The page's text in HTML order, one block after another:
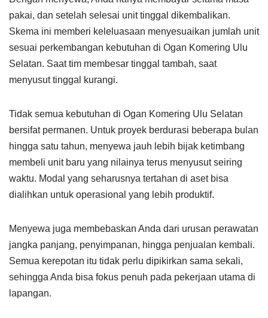
pakai, dan setelah selesai unit tinggal dikembalikan.
Skema ini memberi keleluasaan menyesuaikan jumlah unit
sesuai perkembangan kebutuhan di Ogan Komering Ulu
Selatan. Saat tim membesar tinggal tambah, saat
menyusut tinggal kurangi.
Tidak semua kebutuhan di Ogan Komering Ulu Selatan
bersifat permanen. Untuk proyek berdurasi beberapa bulan
hingga satu tahun, menyewa jauh lebih bijak ketimbang
membeli unit baru yang nilainya terus menyusut seiring
waktu. Modal yang seharusnya tertahan di aset bisa
dialihkan untuk operasional yang lebih produktif.
Menyewa juga membebaskan Anda dari urusan perawatan
jangka panjang, penyimpanan, hingga penjualan kembali.
Semua kerepotan itu tidak perlu dipikirkan sama sekali,
sehingga Anda bisa fokus penuh pada pekerjaan utama di
lapangan.